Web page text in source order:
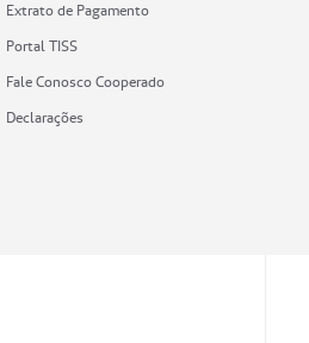
Extrato de Pagamento
Portal TISS
Fale Conosco Cooperado
Declarações